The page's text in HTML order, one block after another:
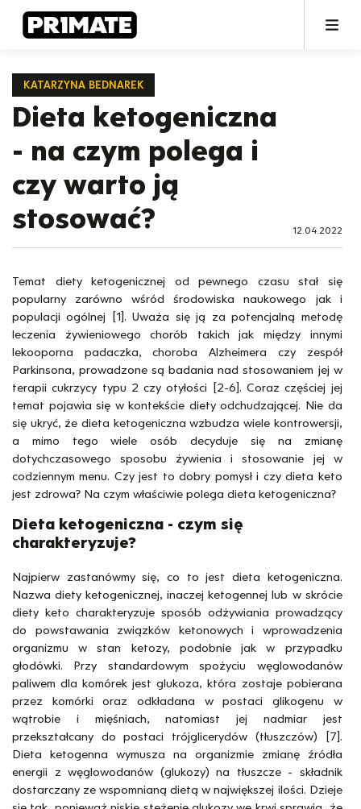
KATARZYNA BEDNAREK
Dieta ketogeniczna
- na czym polega i
czy warto ją
stosować?
12.04.2022
Temat diety ketogenicznej od pewnego czasu stał się
popularny zarówno wśród środowiska naukowego jak i
populacji ogólnej [1]. Uważa się ją za potencjalną metodę
leczenia żywieniowego chorób takich jak między innymi
lekooporna padaczka, choroba Alzheimera czy zespół
Parkinsona, prowadzone są badania nad stosowaniem jej w
terapii cukrzycy typu 2 czy otyłości [2-6]. Coraz częściej jej
temat pojawia się w kontekście diety odchudzającej. Nie da
się ukryć, że dieta ketogeniczna wzbudza wiele kontrowersji,
a mimo tego wiele osób decyduje się na zmianę
dotychczasowego sposobu żywienia i stosowanie jej w
codziennym menu. Czy jest to dobry pomysł i czy dieta keto
jest zdrowa? Na czym właściwie polega dieta ketogeniczna?
Dieta ketogeniczna - czym się
charakteryzuje?
Najpierw zastanówmy się, co to jest dieta ketogeniczna.
Nazwa diety ketogenicznej, inaczej ketogennej lub w skrócie
diety keto charakteryzuje sposób odżywiania prowadzący
do powstawania związków ketonowych i wprowadzenia
organizmu w stan ketozy, podobnie jak w przypadku
głodówki. Przy standardowym spożyciu węglowodanów
paliwem dla komórek jest glukoza, która zostaje pobierana
przez komórki oraz odkładana w postaci glikogenu w
wątrobie i mięśniach, natomiast jej nadmiar jest
przekształcany do postaci trójglicerydów (tłuszczów) [7].
Dieta ketogenna wymusza na organizmie zmianę źródła
energii z węglowodanów (glukozy) na tłuszcze - składnik
dostarczany ze wspomnianą dietą w największej ilości. Dzieje